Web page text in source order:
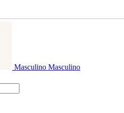
Masculino Masculino